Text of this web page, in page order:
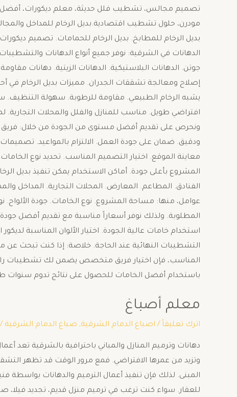
تصميم مجالس، تشطيب فلل حديثة، معلم ديكورات، أفضل
مودرن، حلول تشطيب اقتصادية.بديل الرخام للمداخل
بديل الرخام للمطابخ. بديل الرخام للحمامات. تصميم
الدهانات في الشرقية: نوفر جميع أنواع الدهانات
جوتن. الدهانات البلاستيكية. الدهانات الزيتية. دهانات
إصلاح ومعالجة تشققات الجدران. مميزات بديل الرخام في
يشبه الرخام الطبيعي. مقاومة للرطوبة. سهولة التنظيف.
افتراضي طويل. مناسب للمنازل والفلل والمحلات التجارية.
ونحرص على تقديم أفضل مستوى من الجودة من خلال:
ودقيق. ضمان على جودة العمل. الالتزام بالمواعيد.
معاينة الموقع. اختيار التصميم المناسب. تحديد نوع
المشروع بأعلى جودة. أماكن الاستخدام يمكن تنفيذ بديل
الفنادق. المطاعم. المعارض. المحلات التجارية. المداخل
عوامل، منها: مساحة المشروع. نوع الخامات. جودة
المطلوبة. ولذلك نوفر أسعاراً مناسبة مع تقديم أفضل
استخدام خامات عالية الجودة. اختيار الألوان المناسبة
التشطيبات النهائية عند الحاجة. خلاصة: إذا كنت تبحث عن
المناسب، فإن اختيار فريق متخصص يضمن لك تشطيبات
باستخدام أفضل الخامات للحصول على نتائج تدوم سنوات
معلم أصباغ
اترك تعليقاً / اصباغ الدمام الشرقية, صباغ الدمام الشرقية
دهانات وترميم المنازل والمباني باحترافية بالشرقية تعد
وتزيد من عمرها الافتراضي. فمع مرور الوقت قد تظهر
المبنى. لذلك فإن تنفيذ أعمال الترميم والدهانات
للعقار. سواء كنت ترغب في ترميم منزل قديم، تجديد فيلا،